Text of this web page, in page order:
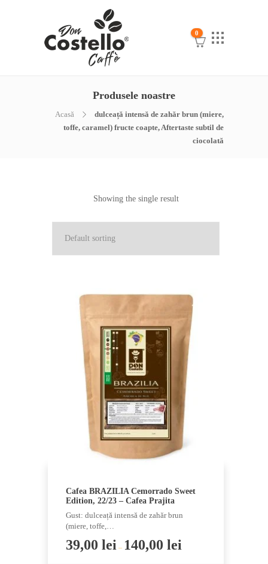
0
Produsele noastre
Acasă
dulceață intensă de zahăr brun (miere,
toffe, caramel) fructe coapte, Aftertaste subtil de
ciocolată
Showing the single result
Cafea BRAZILIA Cemorrado Sweet
Edition, 22/23 – Cafea Prajita
Gust: dulceață intensă de zahăr brun
(miere, toffe,…
39,00 lei – 140,00 lei